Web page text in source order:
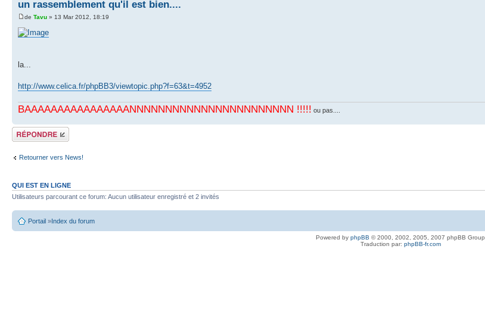
un rassemblement qu'il est bien....
de Tavu » 13 Mar 2012, 18:19
la...
http://www.celica.fr/phpBB3/viewtopic.php?f=63&t=4952
BAAAAAAAAAAAAAAAANNNNNNNNNNNNNNNNNNNNNNN !!!!! ou pas....
Écrire un
commentaire
Retourner vers News!
QUI EST EN LIGNE
Utilisateurs parcourant ce forum: Aucun utilisateur enregistré et 2 invités
Portail » Index du forum
Powered by phpBB © 2000, 2002, 2005, 2007 phpBB Group
Traduction par: phpBB-fr.com